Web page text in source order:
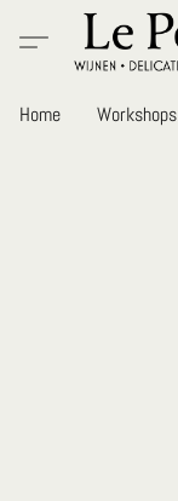
Home Workshops